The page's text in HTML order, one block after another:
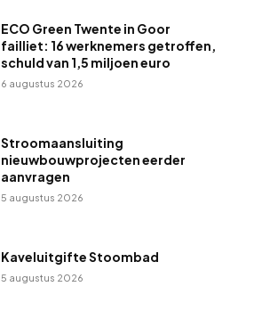
ECO Green Twente in Goor
failliet: 16 werknemers getroffen,
schuld van 1,5 miljoen euro
6 augustus 2026
Stroomaansluiting
nieuwbouwprojecten eerder
aanvragen
5 augustus 2026
Kaveluitgifte Stoombad
5 augustus 2026